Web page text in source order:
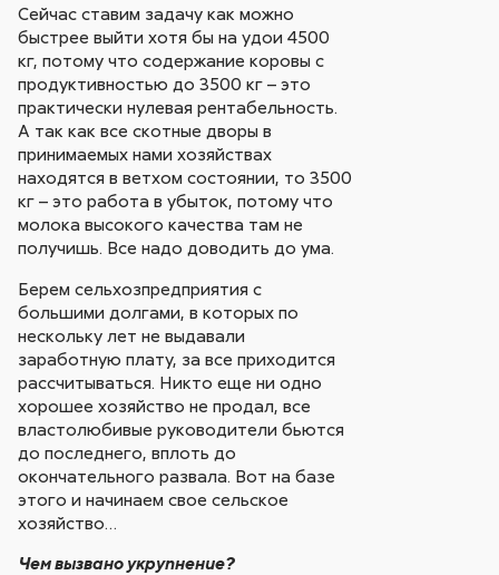
Сейчас ставим задачу как можно
быстрее выйти хотя бы на удои 4500
кг, потому что содержание коровы с
продуктивностью до 3500 кг – это
практически нулевая рентабельность.
А так как все скотные дворы в
принимаемых нами хозяйствах
находятся в ветхом состоянии, то 3500
кг – это работа в убыток, потому что
молока высокого качества там не
получишь. Все надо доводить до ума.
Берем сельхозпредприятия с
большими долгами, в которых по
нескольку лет не выдавали
заработную плату, за все приходится
рассчитываться. Никто еще ни одно
хорошее хозяйство не продал, все
властолюбивые руководители бьются
до последнего, вплоть до
окончательного развала. Вот на базе
этого и начинаем свое сельское
хозяйство…
Чем вызвано укрупнение?